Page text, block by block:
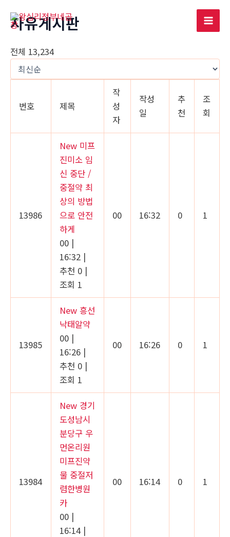
Main
자유게시판
전체 13,234
번호 제목
작
성
자
작성
일
추
천
조
회
13986
New 미프
진미소 임
신 중단 /
중절약 최
상의 방법
으로 안전
하게
00 |
16:32 |
추천 0 |
조회 1
00 16:32 0 1
13985
New 흥선
낙태알약
00 |
16:26 |
추천 0 |
조회 1
00 16:26 0 1
13984
New 경기
도성남시
분당구 우
먼온리원
미프진약
물 중절저
렴한병원
카
00 |
16:14 |
00 16:14 0 1